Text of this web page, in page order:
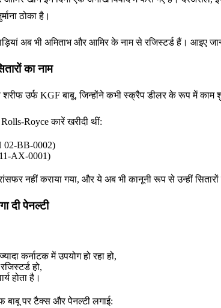
ठोका है।
अब भी अमिताभ और आमिर के नाम से रजिस्टर्ड हैं। आइए
का नाम
उर्फ KGF बाबू, जिन्होंने कभी स्क्रैप डीलर के रूप में काम
Rolls-Royce कारें खरीदी थीं:
02-BB-0002)
AX-0001)
नहीं कराया गया, और ये अब भी कानूनी रूप से उन्हीं सितारों
दी पेनल्टी
कर्नाटक में उपयोग हो रहा हो,
हो,
होता है।
पर टैक्स और पेनल्टी लगाई: